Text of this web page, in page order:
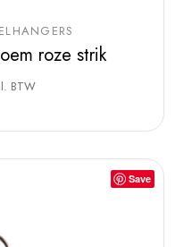
roze strik
BTW
Save